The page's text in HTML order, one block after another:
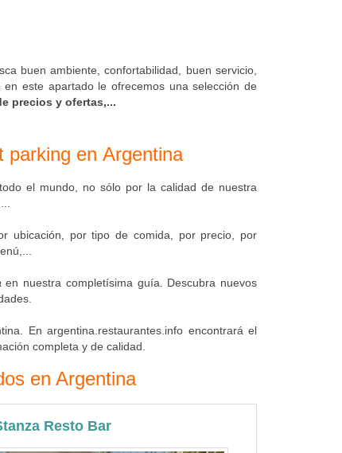
buen ambiente, confortabilidad, buen servicio,
este apartado le ofrecemos una selección de
precios y ofertas,...
parking en Argentina
el mundo, no sólo por la calidad de nuestra
ubicación, por tipo de comida, por precio, por
en nuestra completísima guía. Descubra nuevos
En argentina.restaurantes.info encontrará el
completa y de calidad.
en Argentina
Resto Bar